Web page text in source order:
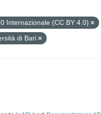
Internazionale (CC BY 4.0)
di Bari